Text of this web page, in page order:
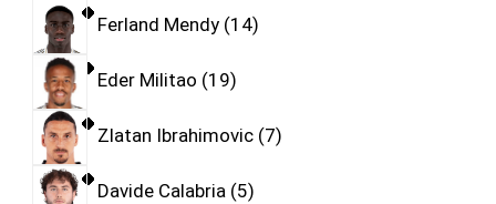
Ferland Mendy 14
Eder Militao 19
Zlatan Ibrahimovic 7
Davide Calabria 5